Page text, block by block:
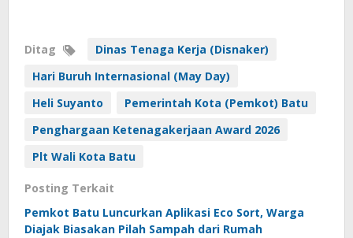
Ditag
Dinas Tenaga Kerja (Disnaker)
Hari Buruh Internasional (May Day)
Heli Suyanto
Pemerintah Kota (Pemkot) Batu
Penghargaan Ketenagakerjaan Award 2026
Plt Wali Kota Batu
Posting Terkait
Pemkot Batu Luncurkan Aplikasi Eco Sort, Warga
Diajak Biasakan Pilah Sampah dari Rumah